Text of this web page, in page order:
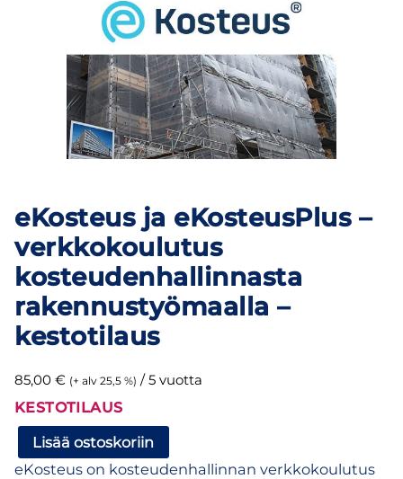
eKosteus ja eKosteusPlus –
verkkokoulutus
kosteudenhallinnasta
rakennustyömaalla –
kestotilaus
85,00 € (+ alv 25,5 %) / 5 vuotta
KESTOTILAUS
eKosteus
ja
Lisää ostoskoriin
eKosteus on kosteudenhallinnan verkkokoulutus